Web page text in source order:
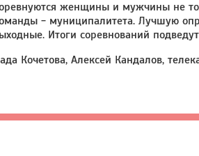
женщины и мужчины не
- муниципалитета. Лучшую
Итоги соревнований
Кочетова, Алексей Кандалов,